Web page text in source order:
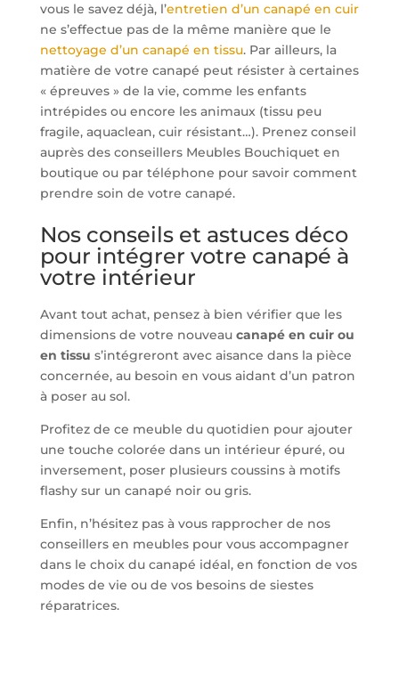
vous le savez déjà, l’entretien d’un canapé en cuir
ne s’effectue pas de la même manière que le
nettoyage d’un canapé en tissu. Par ailleurs, la
matière de votre canapé peut résister à certaines
« épreuves » de la vie, comme les enfants
intrépides ou encore les animaux (tissu peu
fragile, aquaclean, cuir résistant…). Prenez conseil
auprès des conseillers Meubles Bouchiquet en
boutique ou par téléphone pour savoir comment
prendre soin de votre canapé.
Nos conseils et astuces déco
pour intégrer votre canapé à
votre intérieur
Avant tout achat, pensez à bien vérifier que les
dimensions de votre nouveau canapé en cuir ou
en tissu s’intégreront avec aisance dans la pièce
concernée, au besoin en vous aidant d’un patron
à poser au sol.
Profitez de ce meuble du quotidien pour ajouter
une touche colorée dans un intérieur épuré, ou
inversement, poser plusieurs coussins à motifs
flashy sur un canapé noir ou gris.
Enfin, n’hésitez pas à vous rapprocher de nos
conseillers en meubles pour vous accompagner
dans le choix du canapé idéal, en fonction de vos
modes de vie ou de vos besoins de siestes
réparatrices.